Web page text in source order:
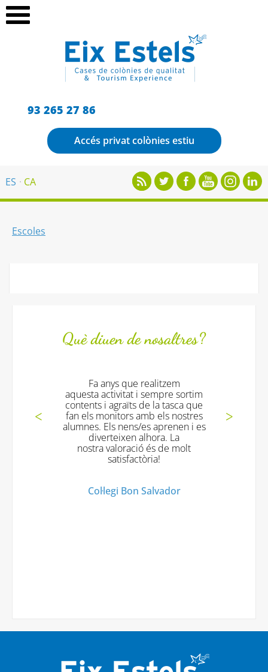
93 265 27 86
Accés privat colònies estiu
ES CA
Escoles
Què diuen de nosaltres?
i sempre sortim
de la tasca que
amb els nostres
nens/es aprenen i es
és de molt
Les dinàmiques han
divertides i molt
gaudit